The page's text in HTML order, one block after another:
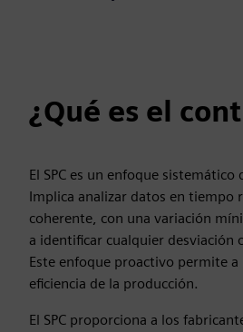
¿Qué es el
El SPC es un enfoque
Implica analizar datos en tiempo
coherente, con una variación
a identificar cualquier desviación
Este enfoque proactivo permite
eficiencia de la producción.
El SPC proporciona a los